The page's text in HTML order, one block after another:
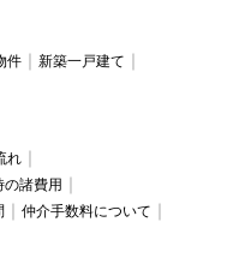
件
新築一戸建て
れ
の諸費用
仲介手数料について